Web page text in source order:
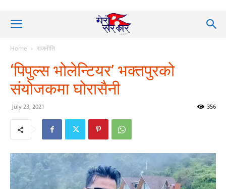
Home राजनीति
‘पिपुल्स भोलेन्टियर’ भक्तपुरको
संयोजकमा घोरासैनी
July 23, 2021 356